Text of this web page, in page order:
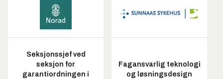
Seksjonssjef ved
seksjon for
garantiordningen i
Fagansvarlig teknologi
og løsningsdesign